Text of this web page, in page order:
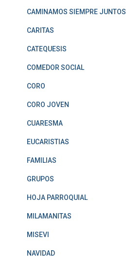
CAMINAMOS SIEMPRE JUNTOS
CARITAS
CATEQUESIS
COMEDOR SOCIAL
CORO
CORO JOVEN
CUARESMA
EUCARISTIAS
FAMILIAS
GRUPOS
HOJA PARROQUIAL
MILAMANITAS
MISEVI
NAVIDAD